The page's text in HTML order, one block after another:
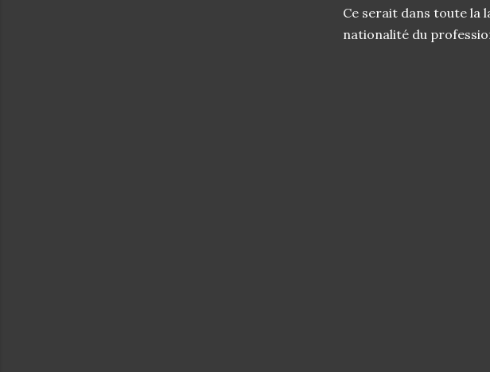
Ce serait dans toute la
nationalité du